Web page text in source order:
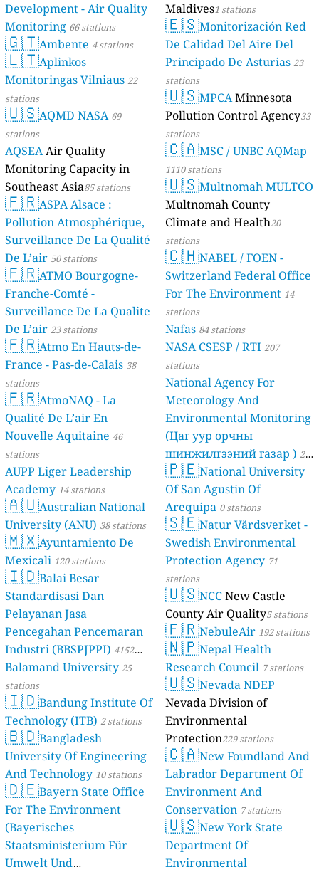
Development - Air Quality
Monitoring 66 stations
🇬🇹Ambente 4 stations
🇱🇹Aplinkos
Monitoringas Vilniaus 22
stations
🇺🇸AQMD NASA 69
stations
AQSEAAir Quality
Monitoring Capacity in
Southeast Asia85 stations
🇫🇷ASPA Alsace :
Pollution Atmosphérique,
Surveillance De La Qualité
De L’air 50 stations
🇫🇷ATMO Bourgogne-
Franche-Comté -
Surveillance De La Qualite
De L’air 23 stations
🇫🇷Atmo En Hauts-de-
France - Pas-de-Calais 38
stations
🇫🇷AtmoNAQ - La
Qualité De L’air En
Nouvelle Aquitaine 46
stations
AUPP Liger Leadership
Academy 14 stations
🇦🇺Australian National
University (ANU) 38 stations
🇲🇽Ayuntamiento De
Mexicali 120 stations
🇮🇩Balai Besar
Standardisasi Dan
Pelayanan Jasa
Pencegahan Pencemaran
Industri (BBSPJPPI) 4152
stations
Balamand University25
stations
🇮🇩Bandung Institute Of
Technology (ITB) 2 stations
🇧🇩Bangladesh
University Of Engineering
And Technology 10 stations
🇩🇪Bayern State Office
For The Environment
(Bayerisches
Staatsministerium Für
Umwelt Und
Maldives1 stations
🇪🇸Monitorización Red
De Calidad Del Aire Del
Principado De Asturias 23
stations
🇺🇸MPCAMinnesota
Pollution Control Agency33
stations
🇨🇦MSC / UNBC AQMap
1110 stations
🇺🇸Multnomah MULTCO
Multnomah County
Climate and Health20
stations
🇨🇭NABEL / FOEN -
Switzerland Federal Office
For The Environment 14
stations
Nafas 84 stations
NASA CSESP / RTI 207
stations
National Agency For
Meteorology And
Environmental Monitoring
(Цаг уур орчны
шинжилгээний газар ) 21
stations
🇵🇪National University
Of San Agustin Of
Arequipa 0 stations
🇸🇪Natur Vårdsverket -
Swedish Environmental
Protection Agency 71
stations
🇺🇸NCCNew Castle
County Air Quality5 stations
🇫🇷NebuleAir 192 stations
🇳🇵Nepal Health
Research Council 7 stations
🇺🇸Nevada NDEP
Nevada Division of
Environmental
Protection229 stations
🇨🇦New Foundland And
Labrador Department Of
Environment And
Conservation 7 stations
🇺🇸New York State
Department Of
Environmental